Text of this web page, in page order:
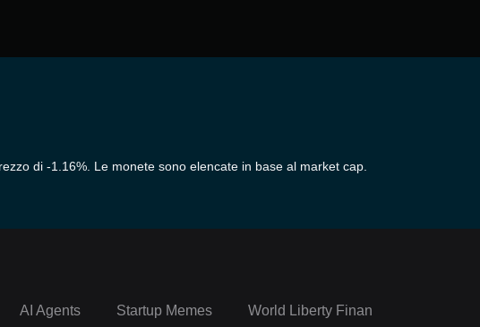
di -1.16%. Le monete sono elencate in base al market cap.
AI Agents Startup Memes World Liberty Financial Portfolio